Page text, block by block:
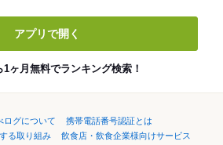
アプリで開く
1ヶ月無料でランキング検索！
ログについて
携帯電話番号認証とは
る取り組み
飲食店・飲食企業様向けサービス